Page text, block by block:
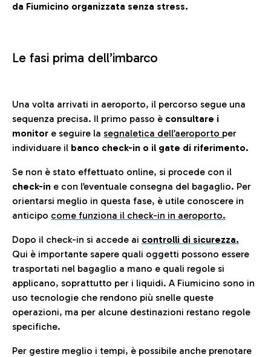
da Fiumicino organizzata senza stress.
Le fasi prima dell’imbarco
Una volta arrivati in aeroporto, il percorso segue una
sequenza precisa. Il primo passo è consultare i
monitor e seguire la segnaletica dell’aeroporto per
individuare il banco check-in o il gate di riferimento.
Se non è stato effettuato online, si procede con il
check-in e con l’eventuale consegna del bagaglio. Per
orientarsi meglio in questa fase, è utile conoscere in
anticipo come funziona il check-in in aeroporto.
Dopo il check-in si accede ai controlli di sicurezza.
Qui è importante sapere quali oggetti possono essere
trasportati nel bagaglio a mano e quali regole si
applicano, soprattutto per i liquidi. A Fiumicino sono in
uso tecnologie che rendono più snelle queste
operazioni, ma per alcune destinazioni restano regole
specifiche.
Per gestire meglio i tempi, è possibile anche prenotare